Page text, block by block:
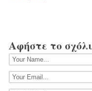
Αφήστε το